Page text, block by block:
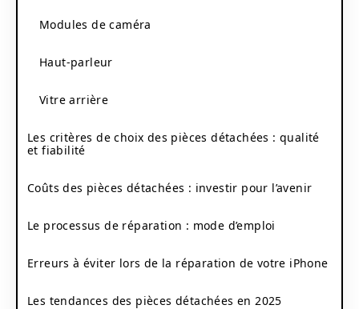
Modules de caméra
Haut-parleur
Vitre arrière
Les critères de choix des pièces détachées : qualité
et fiabilité
Coûts des pièces détachées : investir pour l’avenir
Le processus de réparation : mode d’emploi
Erreurs à éviter lors de la réparation de votre iPhone
Les tendances des pièces détachées en 2025